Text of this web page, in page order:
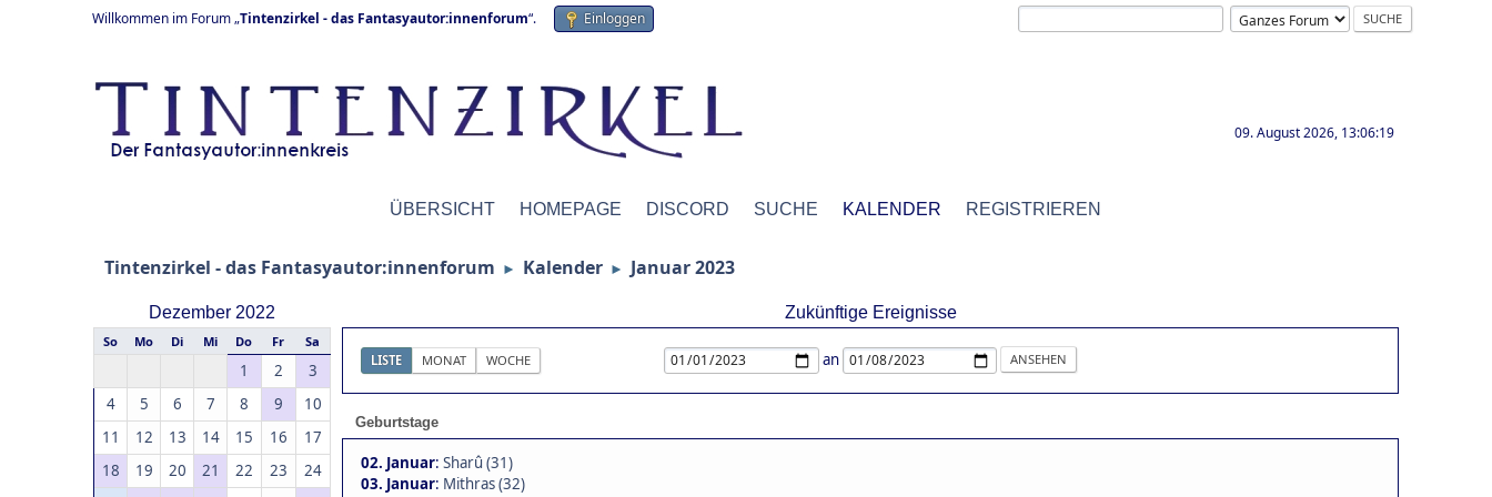
Willkommen im Forum „Tintenzirkel - das Fantasyautor:innenforum“. Einloggen
09. August 2026, 13:06:19
ÜBERSICHT HOMEPAGE DISCORD SUCHE KALENDER REGISTRIEREN
Tintenzirkel - das Fantasyautor:innenforum ► Kalender ► Januar 2023
Dezember 2022
So Mo Di Mi Do Fr Sa
1 2
3
4
5 6 7 8 9
10
11
12 13 14 15 16
17
18
19 20 21 22 23
24
Zukünftige Ereignisse
LISTE MONAT WOCHE an
Geburtstage
02. Januar: Sharû (31)
03. Januar: Mithras (32)